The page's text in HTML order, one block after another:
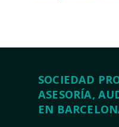
SOCIEDAD
ASESORÍA,
EN